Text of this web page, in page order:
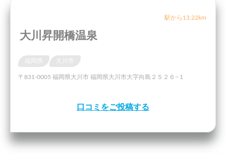
駅から13.22km
大川昇開橋温泉
〒831-0005 福岡県大川市 福岡県大川市大字向島２５２６−１
口コミをご投稿する